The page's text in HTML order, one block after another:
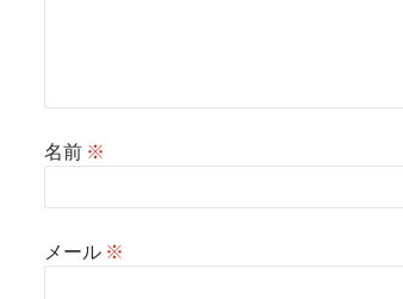
名前 ※
メール ※